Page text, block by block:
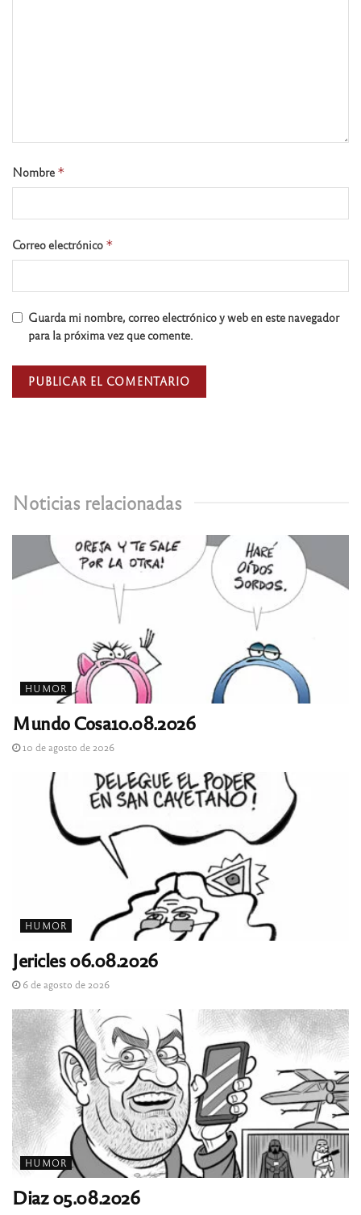
Noticias relacionadas
HUMOR
Mundo Cosa10.08.2026
10 de agosto de 2026
HUMOR
Jericles 06.08.2026
6 de agosto de 2026
HUMOR
Diaz 05.08.2026
Nombre *
Correo electrónico *
Guarda mi nombre, correo electrónico y web en este navegador
para la próxima vez que comente.